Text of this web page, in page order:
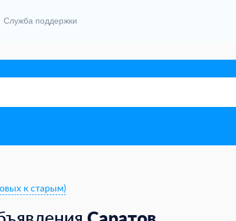
Служба поддержки
к старым)